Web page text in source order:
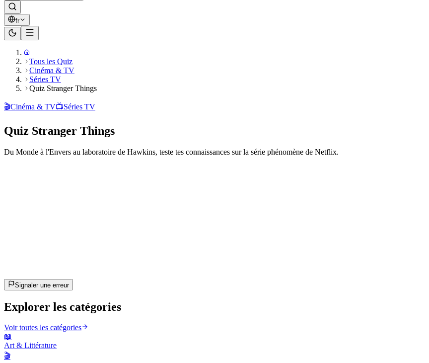
fr
Tous les Quiz
Cinéma & TV
Séries TV
Quiz Stranger Things
🎬Cinéma & TV📺Séries TV
Quiz Stranger Things
Du Monde à l'Envers au laboratoire de Hawkins, teste tes connaissances sur la série phénomène de Netflix.
Signaler une erreur
Explorer les catégories
Voir toutes les catégories
📖
Art & Littérature
🎬